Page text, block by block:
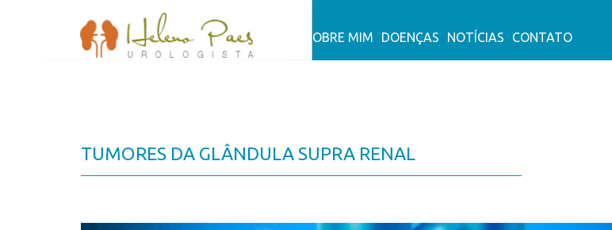
SOBRE MIM DOENÇAS NOTÍCIAS CONTATO
TUMORES DA GLÂNDULA SUPRA RENAL